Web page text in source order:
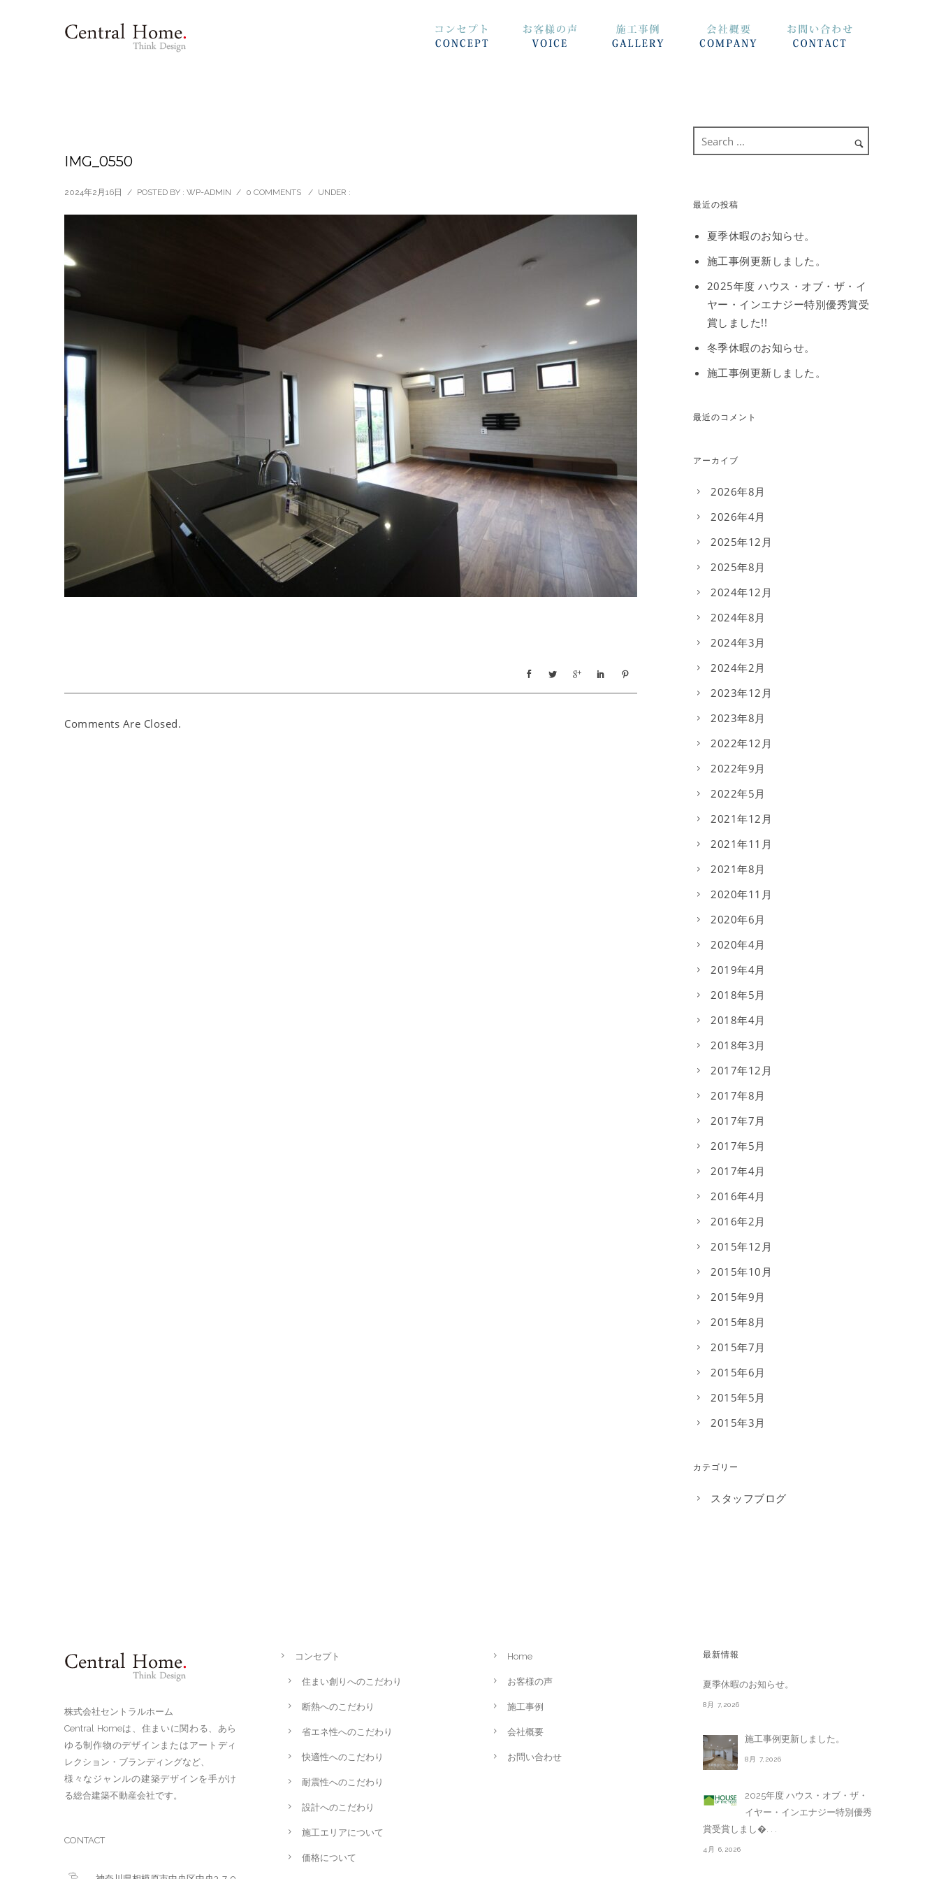
IMG_0550
2024年2月16日 / POSTED BY : WP-ADMIN / 0 COMMENTS / UNDER :
Comments Are Closed.
最近の投稿
夏季休暇のお知らせ。
施工事例更新しました。
2025年度 ハウス・オブ・ザ・イ
ヤー・インエナジー特別優秀賞受
賞しました!!
冬季休暇のお知らせ。
施工事例更新しました。
最近のコメント
アーカイブ
2026年8月
2026年4月
2025年12月
2025年8月
2024年12月
2024年8月
2024年3月
2024年2月
2023年12月
2023年8月
2022年12月
2022年9月
2022年5月
2021年12月
2021年11月
2021年8月
2020年11月
2020年6月
2020年4月
2019年4月
2018年5月
2018年4月
2018年3月
2017年12月
2017年8月
2017年7月
2017年5月
2017年4月
2016年4月
2016年2月
2015年12月
2015年10月
2015年9月
2015年8月
2015年7月
2015年6月
2015年5月
2015年3月
カテゴリー
スタッフブログ
株式会社セントラルホーム
Central Homeは、住まいに関わる、あら
ゆる制作物のデザインまたはアートディ
レクション・ブランディングなど、
様々なジャンルの建築デザインを手がけ
る総合建築不動産会社です。
CONTACT
コンセプト
住まい創りへのこだわり
断熱へのこだわり
省エネ性へのこだわり
快適性へのこだわり
耐震性へのこだわり
設計へのこだわり
施工エリアについて
価格について
Home
お客様の声
施工事例
会社概要
お問い合わせ
最新情報
夏季休暇のお知らせ。
8月 7,2026
施工事例更新しました。
8月 7,2026
2025年度 ハウス・オブ・ザ・
イヤー・インエナジー特別優秀
賞受賞しまし�. . .
4月 6,2026